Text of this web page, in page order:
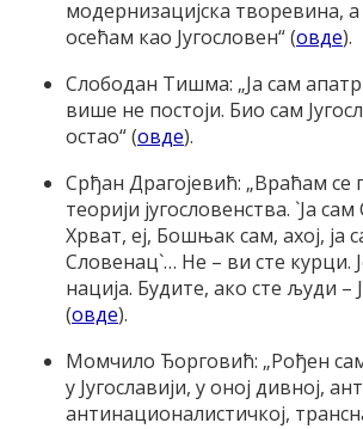
модернизацијска творевина, а
осећам као Југословен“ (овде).
Слободан Тишма: „Ја сам
више не постоји. Био сам
остао“ (овде).
Срђан Драгојевић: „Враћам се
теорији југословенства. `Ја
Хрват, еј, Бошњак сам, ахој, ја
Словенац`… Не – ви сте курци.
нација. Будите, ако сте људи –
(овде).
Момчило Ђорговић: „Рођен
у Југославији, у оној дивној,
антинационалистичкој,